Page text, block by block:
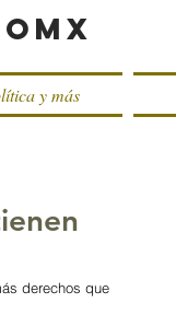
y más
derechos que